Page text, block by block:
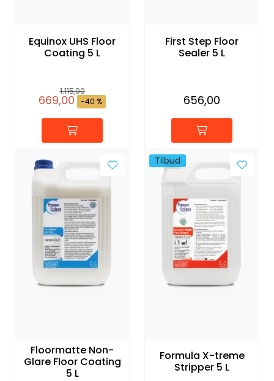
Equinox UHS Floor
Coating 5 L
1.115,00
669,00 -40 %
First Step Floor
Sealer 5 L
656,00
Floormatte Non-
Glare Floor Coating
5 L
Tilbud
Formula X-treme
Stripper 5 L